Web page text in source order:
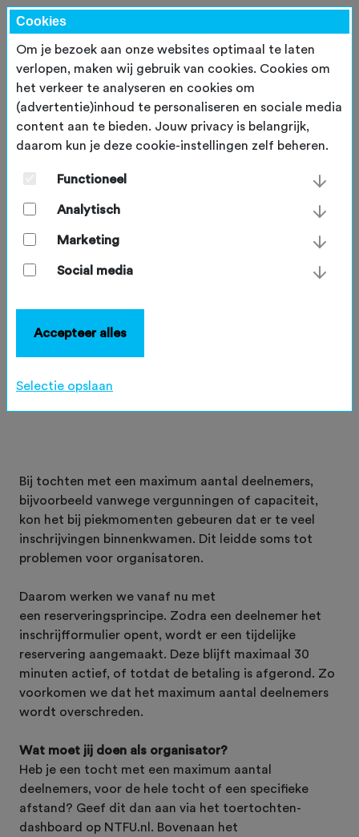
Nieuw: tijdelijke reservering
bij inschrijving op Fietssport.nl
donderdag 4 september 2025
te laten verlopen, hebben we het inschrijfformulier op
maximum aantal deelnemers.
Bij tochten met een maximum aantal deelnemers,
bijvoorbeeld vanwege vergunningen of capaciteit,
kon het bij piekmomenten gebeuren dat er te veel
inschrijvingen binnenkwamen. Dit leidde soms tot
problemen voor organisatoren.
Daarom werken we vanaf nu met
een reserveringsprincipe. Zodra een deelnemer het
inschrijfformulier opent, wordt er een tijdelijke
reservering aangemaakt. Deze blijft maximaal 30
minuten actief, of totdat de betaling is afgerond. Zo
voorkomen we dat het maximum aantal deelnemers
wordt overschreden.
Wat moet jij doen als organisator?
Heb je een tocht met een maximum aantal
deelnemers, voor de hele tocht of een specifieke
afstand? Geef dit dan aan via het toertochten-
dashboard op NTFU.nl. Bovenaan het
Cookies
Om je bezoek aan onze websites optimaal te laten
verlopen, maken wij gebruik van cookies. Cookies om
het verkeer te analyseren en cookies om
(advertentie)inhoud te personaliseren en sociale media
content aan te bieden. Jouw privacy is belangrijk,
daarom kun je deze cookie-instellingen zelf beheren.
Functioneel
Analytisch
Marketing
Social media
Accepteer alles
Selectie opslaan